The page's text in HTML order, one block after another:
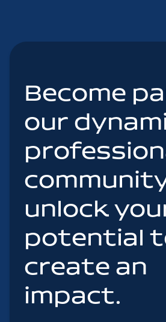
Become
our
unlock
potential
create an
impact.